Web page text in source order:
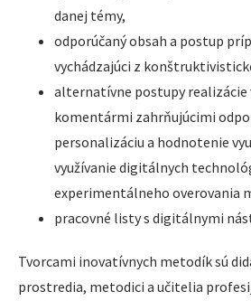
danej témy,
odporúčaný obsah a postup
vychádzajúci z
alternatívne postupy realizácie
komentármi zahrňujúcimi
personalizáciu a hodnotenie
využívanie digitálnych
experimentálneho overovania
pracovné listy s digitálnymi
Tvorcami inovatívnych metodík sú
prostredia, metodici a učitelia